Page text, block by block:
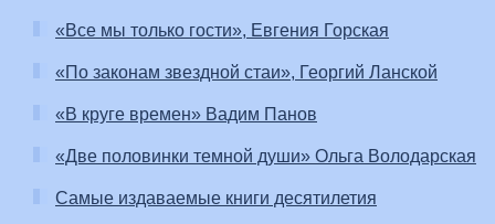
«Все мы только гости», Евгения Горская
«По законам звездной стаи», Георгий Ланской
«В круге времен» Вадим Панов
«Две половинки темной души» Ольга Володарская
Самые издаваемые книги десятилетия